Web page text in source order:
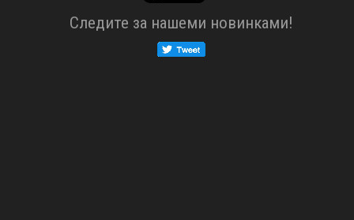
Cледите за нашеми новинками!